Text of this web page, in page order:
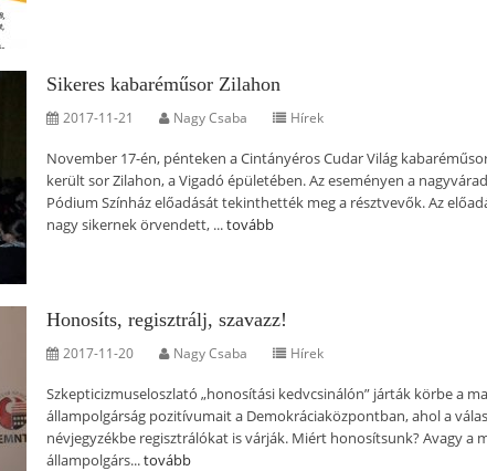
Sikeres kabaréműsor Zilahon
2017-11-21 Nagy Csaba Hírek
November 17-én, pénteken a Cintányéros Cudar Világ
került sor Zilahon, a Vigadó épületében. Az eseményen a
Pódium Színház előadását tekinthették meg a résztvevők. Az
nagy sikernek örvendett, ...tovább
Honosíts, regisztrálj, szavazz!
2017-11-20 Nagy Csaba Hírek
Szkepticizmuseloszlató „honosítási kedvcsinálón” járták körbe a
állampolgárság pozitívumait a Demokráciaközpontban, ahol a
névjegyzékbe regisztrálókat is várják. Miért honosítsunk? Avagy a
állampolgárs...tovább